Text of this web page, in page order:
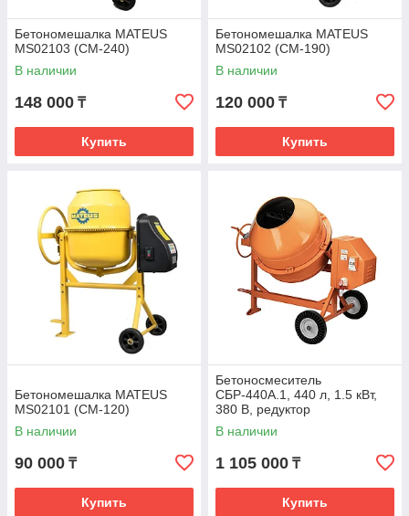
Бетономешалка MATEUS
MS02103 (CM-240)
В наличии
148 000 ₸
Купить
Бетономешалка MATEUS
MS02102 (CM-190)
В наличии
120 000 ₸
Купить
Бетономешалка MATEUS
MS02101 (CM-120)
В наличии
90 000 ₸
Купить
Бетоносмеситель
СБР-440А.1, 440 л, 1.5 кВт,
380 В, редуктор
В наличии
1 105 000 ₸
Купить